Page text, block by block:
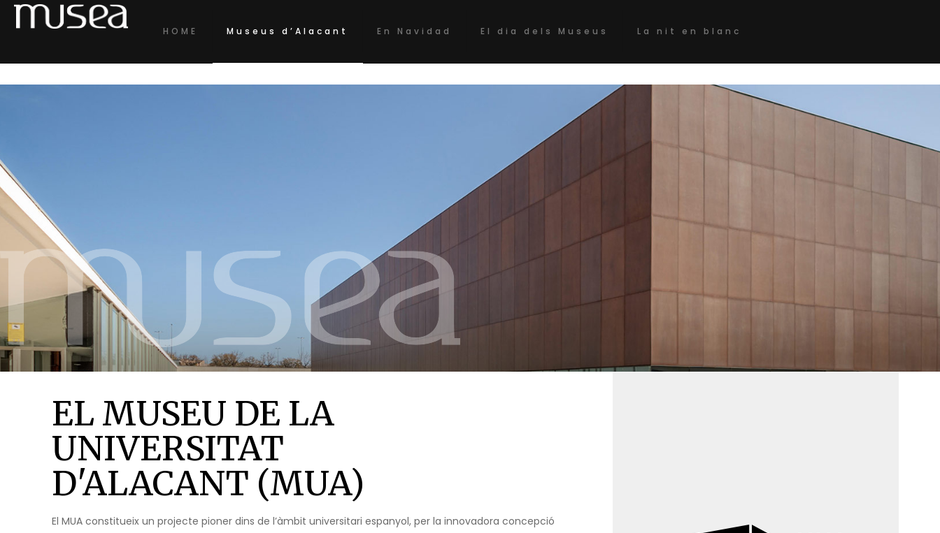
HOME Museus d’Alacant En Navidad El dia dels Museus La nit en blanc
EL MUSEU DE LA
UNIVERSITAT
D'ALACANT (MUA)
El MUA constitueix un projecte pioner dins de l’àmbit universitari espanyol, per la innovadora concepció